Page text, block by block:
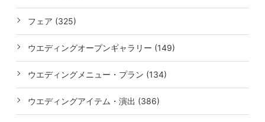
フェア (325)
ウエディングオープンギャラリー (149)
ウエディングメニュー・プラン (134)
ウエディングアイテム・演出 (386)